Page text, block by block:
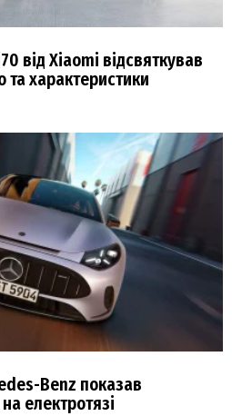
від Xiaomi відсвяткував
та характеристики
Benz показав
електротязі